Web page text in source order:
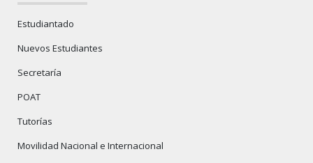
Estudiantado
Nuevos Estudiantes
Secretaría
POAT
Tutorías
Movilidad Nacional e Internacional